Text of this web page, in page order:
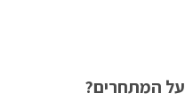
המתחרים?